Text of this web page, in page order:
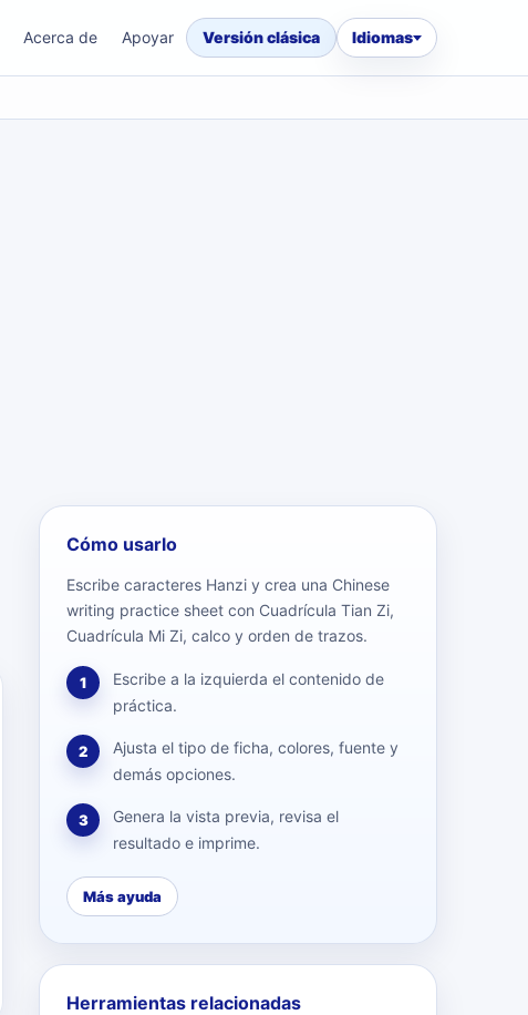
Acerca de Apoyar Versión clásica Idiomas
Cómo usarlo
Escribe caracteres Hanzi y crea una Chinese
writing practice sheet con Cuadrícula Tian Zi,
Cuadrícula Mi Zi, calco y orden de trazos.
1
Escribe a la izquierda el contenido de
práctica.
2
Ajusta el tipo de ficha, colores, fuente y
demás opciones.
3
Genera la vista previa, revisa el
resultado e imprime.
Más ayuda
Herramientas relacionadas